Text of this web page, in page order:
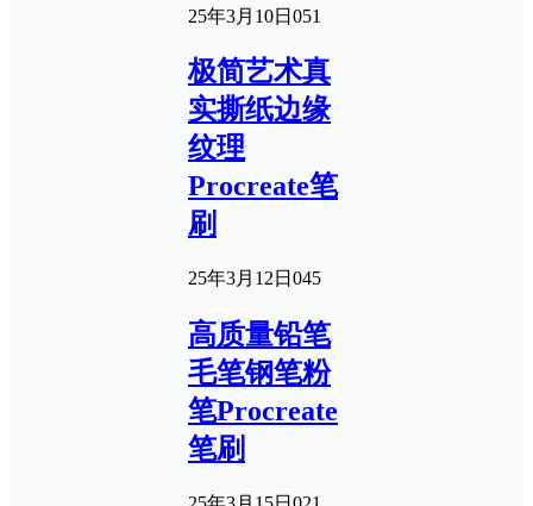
25年3月10日 051
极简艺术真
实撕纸边缘
纹理
Procreate笔
刷
25年3月12日 045
高质量铅笔
毛笔钢笔粉
笔Procreate
笔刷